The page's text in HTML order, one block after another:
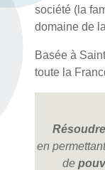
société (la
domaine de
Basée à
toute la
Résoudre
en
de